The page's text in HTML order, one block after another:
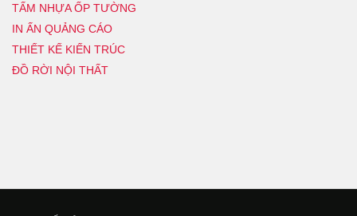
TẤM NHỰA ỐP TƯỜNG
IN ẤN QUẢNG CÁO
THIẾT KẾ KIẾN TRÚC
ĐỒ RỜI NỘI THẤT